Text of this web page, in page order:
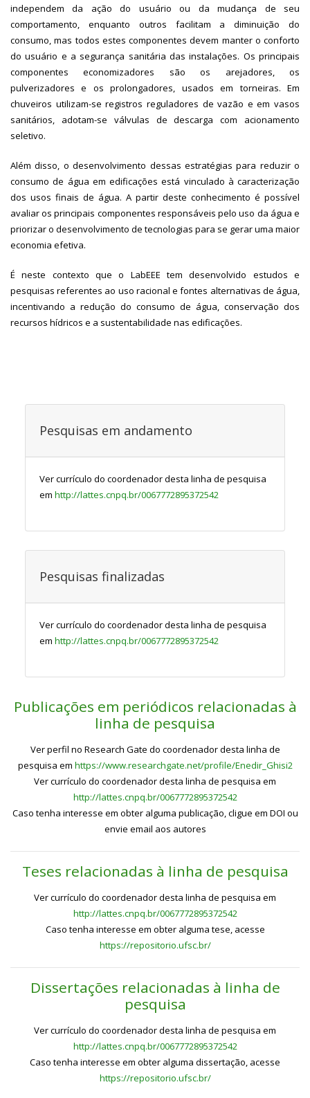
independem da ação do usuário ou da mudança de seu
comportamento, enquanto outros facilitam a diminuição do
consumo, mas todos estes componentes devem manter o conforto
do usuário e a segurança sanitária das instalações. Os principais
componentes economizadores são os arejadores, os
pulverizadores e os prolongadores, usados em torneiras. Em
chuveiros utilizam-se registros reguladores de vazão e em vasos
sanitários, adotam-se válvulas de descarga com acionamento
seletivo.
Além disso, o desenvolvimento dessas estratégias para reduzir o
consumo de água em edificações está vinculado à caracterização
dos usos finais de água. A partir deste conhecimento é possível
avaliar os principais componentes responsáveis pelo uso da água e
priorizar o desenvolvimento de tecnologias para se gerar uma maior
economia efetiva.
É neste contexto que o LabEEE tem desenvolvido estudos e
pesquisas referentes ao uso racional e fontes alternativas de água,
incentivando a redução do consumo de água, conservação dos
recursos hídricos e a sustentabilidade nas edificações.
Pesquisas em andamento
Ver currículo do coordenador desta linha de pesquisa
em http://lattes.cnpq.br/0067772895372542
Pesquisas finalizadas
Ver currículo do coordenador desta linha de pesquisa
em http://lattes.cnpq.br/0067772895372542
Publicações em periódicos relacionadas à
linha de pesquisa
Ver perfil no Research Gate do coordenador desta linha de
pesquisa em https://www.researchgate.net/profile/Enedir_Ghisi2
Ver currículo do coordenador desta linha de pesquisa em
http://lattes.cnpq.br/0067772895372542
Caso tenha interesse em obter alguma publicação, cligue em DOI ou
envie email aos autores
Teses relacionadas à linha de pesquisa
Ver currículo do coordenador desta linha de pesquisa em
http://lattes.cnpq.br/0067772895372542
Caso tenha interesse em obter alguma tese, acesse
https://repositorio.ufsc.br/
Dissertações relacionadas à linha de
pesquisa
Ver currículo do coordenador desta linha de pesquisa em
http://lattes.cnpq.br/0067772895372542
Caso tenha interesse em obter alguma dissertação, acesse
https://repositorio.ufsc.br/